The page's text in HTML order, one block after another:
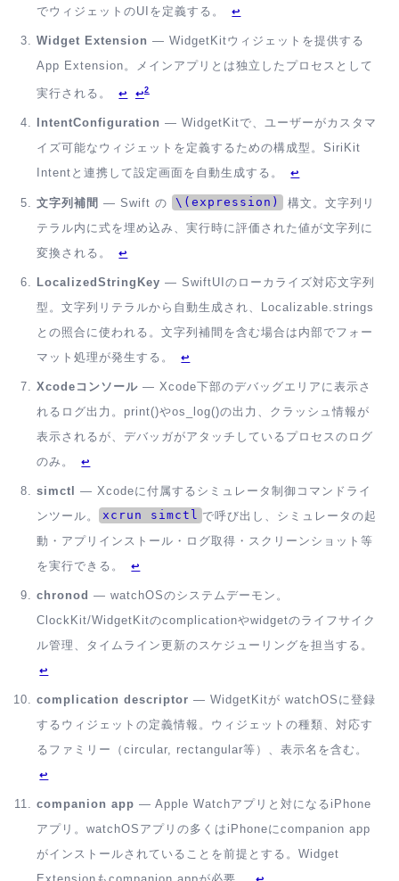
でウィジェットのUIを定義する。
↩
Widget Extension — WidgetKitウィジェットを提供する
App Extension。メインアプリとは独立したプロセスとして
実行される。 ↩ ↩2
IntentConfiguration — WidgetKitで、ユーザーがカスタマ
イズ可能なウィジェットを定義するための構成型。SiriKit
Intentと連携して設定画面を自動生成する。
↩
文字列補間 — Swift の \(expression)
構文。文字列リ
テラル内に式を埋め込み、実行時に評価された値が文字列に
変換される。
↩
LocalizedStringKey — SwiftUIのローカライズ対応文字列
型。文字列リテラルから自動生成され、Localizable.strings
との照合に使われる。文字列補間を含む場合は内部でフォー
マット処理が発生する。
↩
Xcodeコンソール— Xcode下部のデバッグエリアに表示さ
れるログ出力。print()やos_log()の出力、クラッシュ情報が
表示されるが、デバッガがアタッチしているプロセスのログ
のみ。
↩
simctl
— Xcodeに付属するシミュレータ制御コマンドライ
ンツール。
xcrun simctl で呼び出し、シミュレータの起
動・アプリインストール・ログ取得・スクリーンショット等
を実行できる。
↩
chronod — watchOSのシステムデーモン。
ClockKit/WidgetKitのcomplicationやwidgetのライフサイク
ル管理、タイムライン更新のスケジューリングを担当する。
↩
complication descriptor — WidgetKitが watchOSに登録
するウィジェットの定義情報。ウィジェットの種類、対応す
るファミリー（circular, rectangular等）、表示名を含む。
↩
companion app — Apple Watchアプリと対になるiPhone
アプリ。watchOSアプリの多くはiPhoneにcompanion app
がインストールされていることを前提とする。Widget